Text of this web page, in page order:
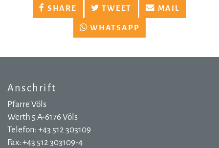
SHARE TWEET MAIL
WHATSAPP
Anschrift
Pfarre Völs
Werth 5 A-6176 Völs
Telefon: +43 512 303109
Fax: +43 512 303109-4